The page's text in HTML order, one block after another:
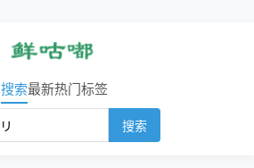
搜索最新热门标签
搜索